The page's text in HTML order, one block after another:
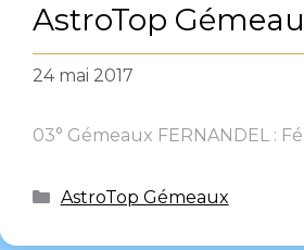
AstroTop
24 mai 2017
03° Gémeaux FERNANDEL :
AstroTop Gémeaux